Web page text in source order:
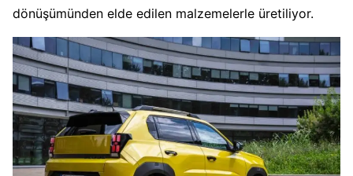
dönüşümünden elde edilen malzemelerle üretiliyor.